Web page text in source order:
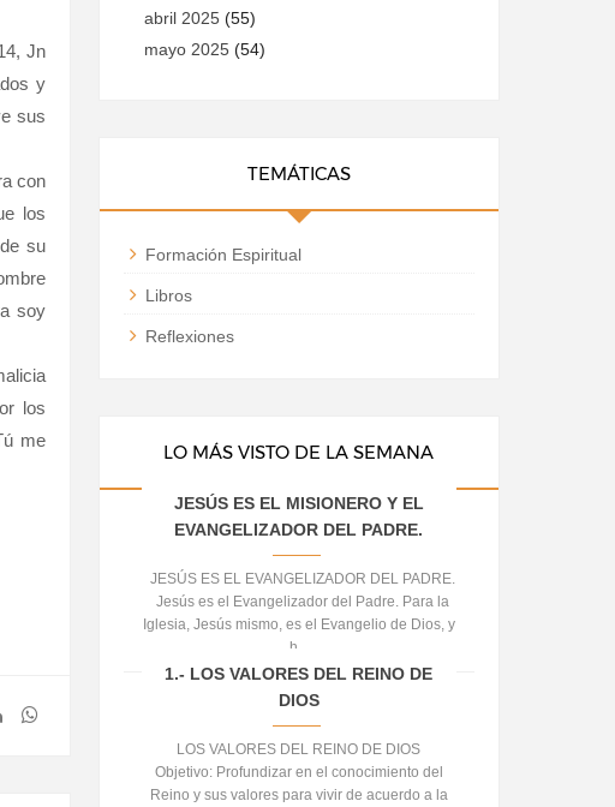
Jn
y
sus
con
los
su
soy
los
me
abril 2025 (55)
mayo 2025 (54)
TEMÁTICAS
Formación Espiritual
Libros
Reflexiones
LO MÁS VISTO DE LA SEMANA
JESÚS ES EL MISIONERO Y EL
EVANGELIZADOR DEL PADRE.
JESÚS ES EL EVANGELIZADOR DEL PADRE.
Jesús es el Evangelizador del Padre. Para la
Iglesia, Jesús mismo, es el Evangelio de Dios, y
h...
1.- LOS VALORES DEL REINO DE
DIOS
LOS VALORES DEL REINO DE DIOS
Objetivo: Profundizar en el conocimiento del
Reino y sus valores para vivir de acuerdo a la